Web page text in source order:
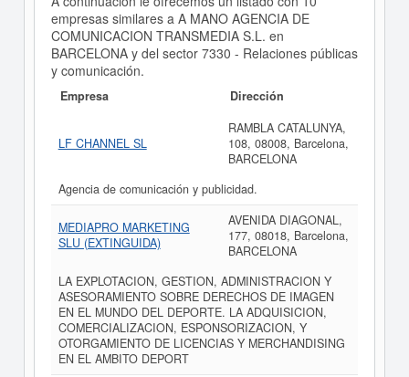
empresas similares a A MANO AGENCIA DE
COMUNICACION TRANSMEDIA S.L. en
BARCELONA y del sector 7330 - Relaciones públicas
y comunicación.
Empresa Dirección
LF CHANNEL SL
RAMBLA CATALUNYA,
108, 08008, Barcelona,
BARCELONA
Agencia de comunicación y publicidad.
MEDIAPRO MARKETING
SLU (EXTINGUIDA)
AVENIDA DIAGONAL,
177, 08018, Barcelona,
BARCELONA
LA EXPLOTACION, GESTION, ADMINISTRACION Y
ASESORAMIENTO SOBRE DERECHOS DE IMAGEN
EN EL MUNDO DEL DEPORTE. LA ADQUISICION,
COMERCIALIZACION, ESPONSORIZACION, Y
OTORGAMIENTO DE LICENCIAS Y MERCHANDISING
EN EL AMBITO DEPORT